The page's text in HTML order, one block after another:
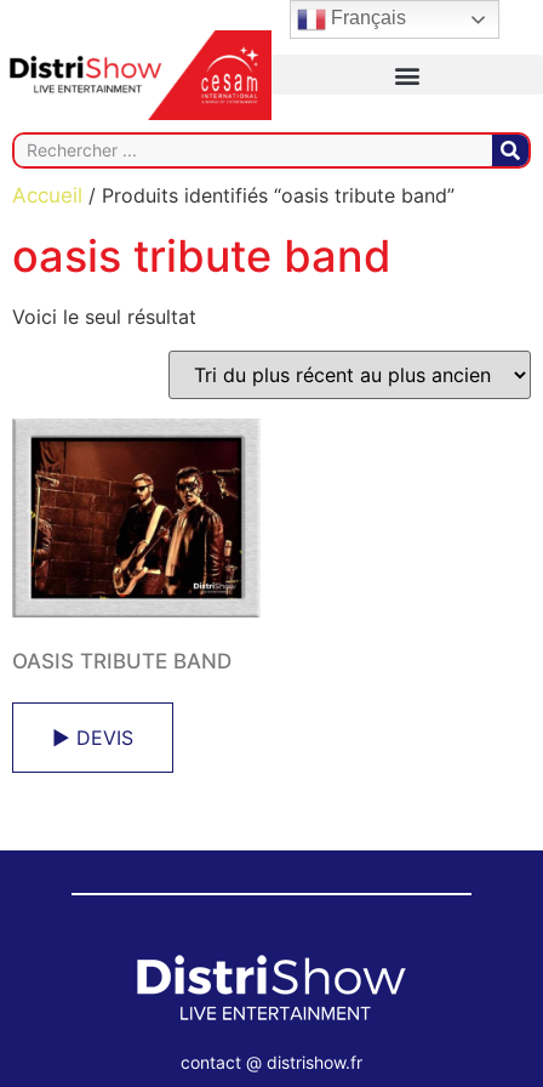
Accueil / Produits identifiés “oasis tribute band”
oasis tribute band
Voici le seul résultat
OASIS TRIBUTE BAND
► DEVIS
contact @ distrishow.fr
Français